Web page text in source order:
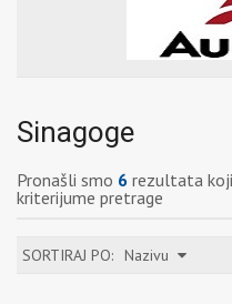
Sinagoge
Pronašli smo 6 rezultata
kriterijume pretrage
SORTIRAJ PO: Nazivu